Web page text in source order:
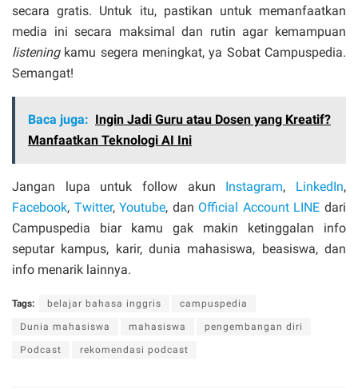
secara gratis. Untuk itu, pastikan untuk memanfaatkan
media ini secara maksimal dan rutin agar kemampuan
listening kamu segera meningkat, ya Sobat Campuspedia.
Semangat!
Baca juga: Ingin Jadi Guru atau Dosen yang Kreatif?
Manfaatkan Teknologi AI Ini
Jangan lupa untuk follow akun Instagram, LinkedIn,
Facebook, Twitter,Youtube, dan Official Account LINE dari
Campuspedia biar kamu gak makin ketinggalan info
seputar kampus, karir, dunia mahasiswa, beasiswa, dan
info menarik lainnya.
Tags: belajar bahasa inggris campuspedia
Dunia mahasiswa mahasiswa pengembangan diri
Podcast rekomendasi podcast